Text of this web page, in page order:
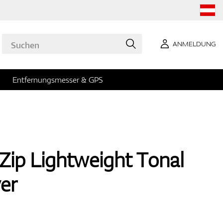
ANMELDUNG
Entfernungsmesser & GPS
Lightweight Tonal